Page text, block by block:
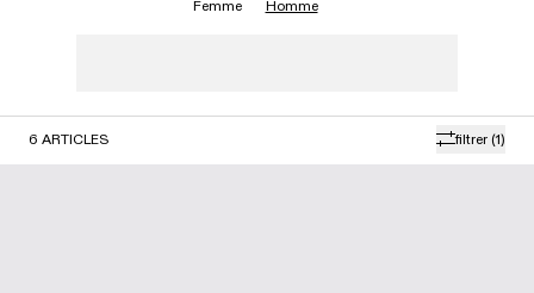
Femme Homme
filtrer (1)
6 ARTICLES